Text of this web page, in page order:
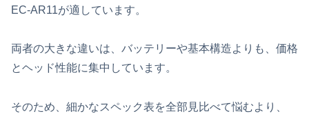
EC-AR11が適しています。
両者の大きな違いは、バッテリーや基本構造よりも、価格
とヘッド性能に集中しています。
そのため、細かなスペック表を全部見比べて悩むより、